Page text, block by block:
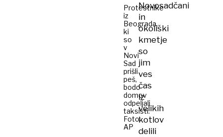
Protestnike
iz
Beograda,
ki
so
v
Novi
Sad
prišli
peš,
bodo
domov
odpeljali
taksisti.
Foto:
AP
Novosadčani
in
okoliški
kmetje
so
jim
ves
čas
iz
velikih
kotlov
delili